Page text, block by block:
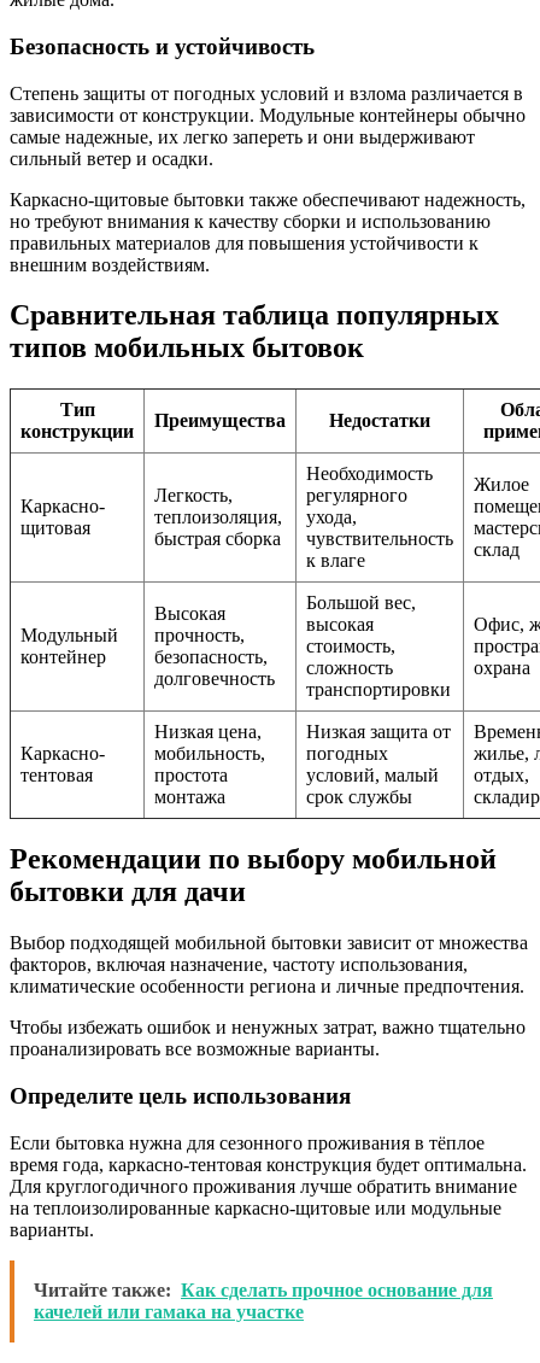
Безопасность и устойчивость
Степень защиты от погодных условий и взлома различается в
зависимости от конструкции. Модульные контейнеры обычно
самые надежные, их легко запереть и они выдерживают
сильный ветер и осадки.
Каркасно-щитовые бытовки также обеспечивают надежность,
но требуют внимания к качеству сборки и использованию
правильных материалов для повышения устойчивости к
внешним воздействиям.
Сравнительная таблица популярных
типов мобильных бытовок
Тип
конструкции
Преимущества Недостатки
Каркасно-
щитовая
Легкость,
теплоизоляция,
быстрая сборка
Необходимость
регулярного
ухода,
чувствительность
к влаге
Жилое
склад
Модульный
контейнер
Высокая
прочность,
безопасность,
долговечность
Большой вес,
высокая
стоимость,
сложность
транспортировки
Офис,
охрана
Каркасно-
тентовая
Низкая цена,
мобильность,
простота
монтажа
Низкая защита от
погодных
условий, малый
срок службы
жилье,
отдых,
Рекомендации по выбору мобильной
бытовки для дачи
Выбор подходящей мобильной бытовки зависит от множества
факторов, включая назначение, частоту использования,
климатические особенности региона и личные предпочтения.
Чтобы избежать ошибок и ненужных затрат, важно тщательно
проанализировать все возможные варианты.
Определите цель использования
Если бытовка нужна для сезонного проживания в тёплое
время года, каркасно-тентовая конструкция будет оптимальна.
Для круглогодичного проживания лучше обратить внимание
на теплоизолированные каркасно-щитовые или модульные
варианты.
Читайте также: Как сделать прочное основание для
качелей или гамака на участке